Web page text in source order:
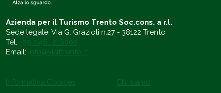
Azienda per il Turismo Trento Soc.cons. a r.l.
Sede legale: Via G. Grazioli n.27 - 38122 Trento
Tel. +39 0461 216000
Email: info@visittrento.it
Informativa Cookies
Chi siamo